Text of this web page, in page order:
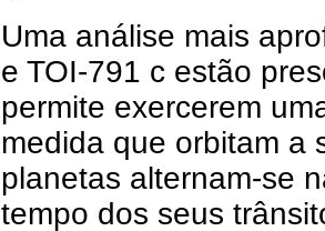
Uma análise mais
e TOI-791 c estão
permite exercerem
medida que orbitam a
planetas alternam-se
tempo dos seus